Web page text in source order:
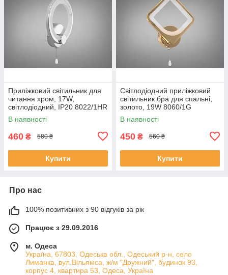
Приліжковий світильник для
читання хром, 17W,
світлодіодний, IP20 8022/1HR
В наявності
460 ₴ 580 ₴
Купити
Світлодіодний приліжковий
світильник бра для спальні,
золото, 19W 8060/1G
В наявності
450 ₴ 560 ₴
Купити
Про нас
100% позитивних з 90 відгуків за рік
Працює з 29.09.2016
м. Одеса
Україна, 67803, Одеська обл., Одеський р-н, село
Лиманка, вул.Вільямса, ж/м "Дружний", будинок 93,
корпус 4, квартира 53, Одеса, Україна